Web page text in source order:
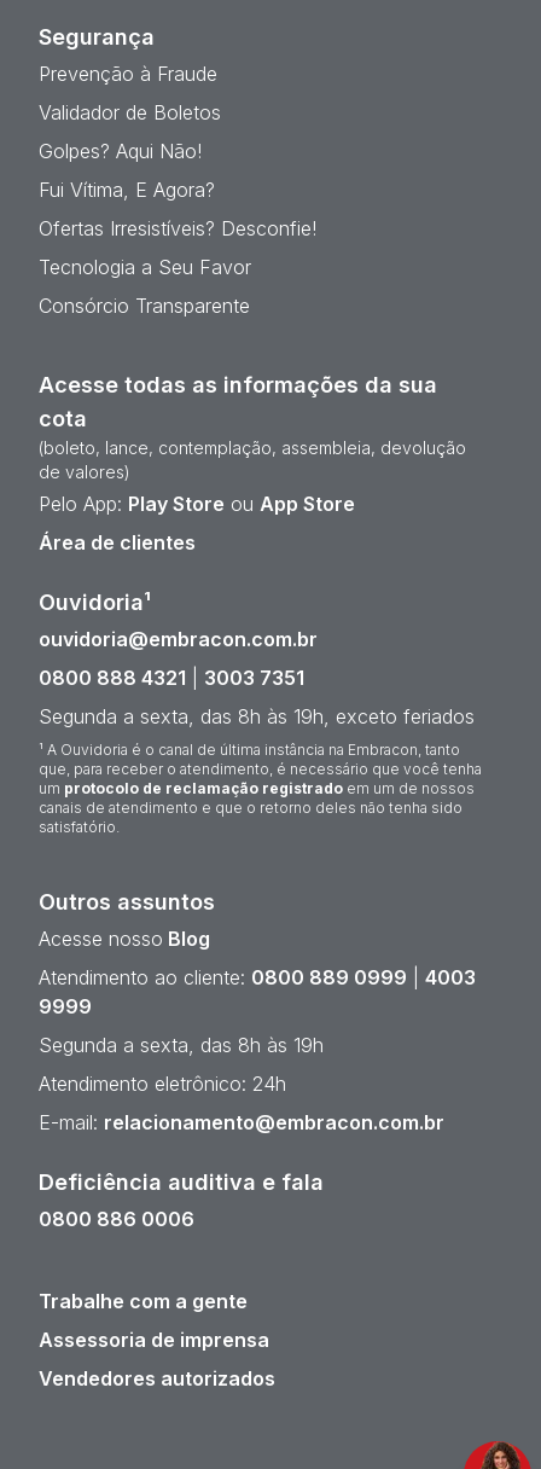
Segurança
Prevenção à Fraude
Validador de Boletos
Golpes? Aqui Não!
Fui Vítima, E Agora?
Ofertas Irresistíveis? Desconfie!
Tecnologia a Seu Favor
Consórcio Transparente
Acesse todas as informações da sua
cota
(boleto, lance, contemplação, assembleia, devolução
de valores)
Pelo App: Play Store ou App Store
Área de clientes
Ouvidoria¹
ouvidoria@embracon.com.br
0800 888 4321
3003 7351
Segunda a sexta, das 8h às 19h, exceto feriados
¹ A Ouvidoria é o canal de última instância na Embracon, tanto
que, para receber o atendimento, é necessário que você tenha
um protocolo de reclamação registrado em um de nossos
canais de atendimento e que o retorno deles não tenha sido
satisfatório.
Outros assuntos
Acesse nosso Blog
Atendimento ao cliente: 0800 889 0999
4003
9999
Segunda a sexta, das 8h às 19h
Atendimento eletrônico: 24h
E-mail: relacionamento@embracon.com.br
Deficiência auditiva e fala
0800 886 0006
Trabalhe com a gente
Assessoria de imprensa
Vendedores autorizados